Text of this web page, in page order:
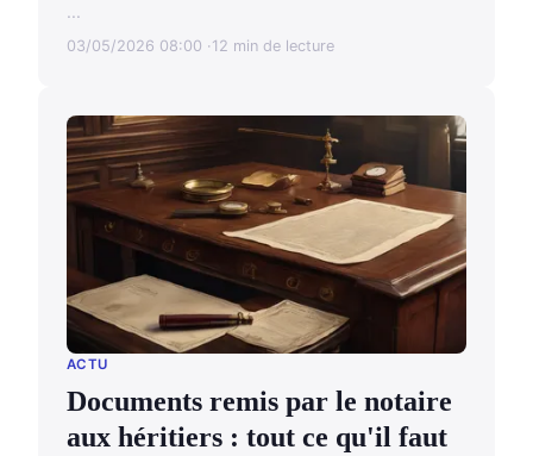
...
03/05/2026 08:00 12 min de lecture
ACTU
Documents remis par le notaire
aux héritiers : tout ce qu'il faut